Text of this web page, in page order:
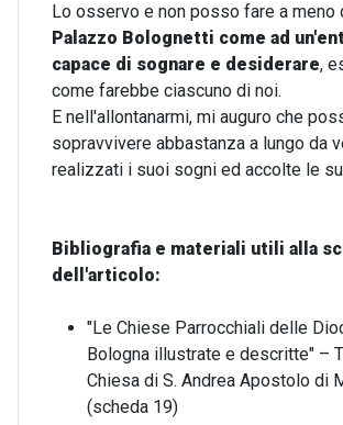
Lo osservo e non posso fare a meno
Palazzo Bolognetti come ad
capace di sognare e desiderare,
come farebbe ciascuno di noi.
E nell'allontanarmi, mi auguro che
sopravvivere abbastanza a lungo da
realizzati i suoi sogni ed accolte le
Bibliografia e materiali utili alla
dell'articolo:
"Le Chiese Parrocchiali delle
Bologna illustrate e descritte" –
Chiesa di S. Andrea Apostolo di
(scheda 19)